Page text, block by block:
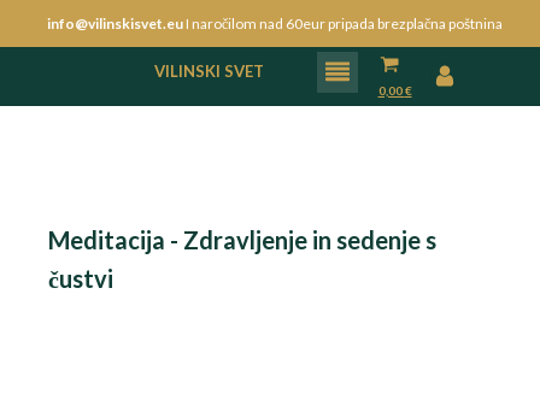
info@vilinskisvet.euI naročilom nad 60eur pripada brezplačna poštnina
VILINSKI SVET
0,00€
Meditacija - Zdravljenje in sedenje s
čustvi